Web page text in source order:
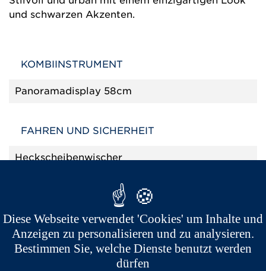
und schwarzen Akzenten.
KOMBIINSTRUMENT
Panoramadisplay 58cm
FAHREN UND SICHERHEIT
Heckscheibenwischer
Luftausströmer einstell- und regulierbar, rechts
KOMFORT UND AUSSTATTUNG
Armaturenbrett- und Türdekor innen in
Diese Webseite verwendet 'Cookies' um Inhalte und
Anzeigen zu personalisieren und zu analysieren.
Bestimmen Sie, welche Dienste benutzt werden
dürfen